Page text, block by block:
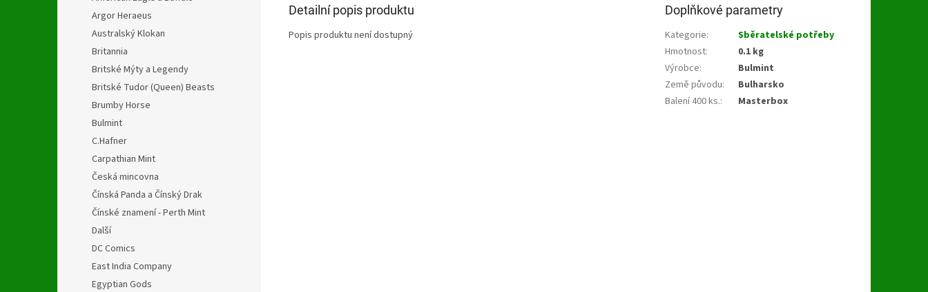
Argor Heraeus
Australský Klokan
Britannia
Britské Mýty a Legendy
Britské Tudor (Queen) Beasts
Brumby Horse
Bulmint
C.Hafner
Carpathian Mint
Česká mincovna
Čínská Panda a Čínský Drak
Čínské znamení - Perth Mint
Další
DC Comics
East India Company
Egyptian Gods
Detailní popis produktu
Popis produktu není dostupný
Doplňkové parametry
Kategorie:
Sběratelské potřeby
Hmotnost:
0.1 kg
Výrobce:
Bulmint
Země původu:
Bulharsko
Balení 400 ks.: Masterbox